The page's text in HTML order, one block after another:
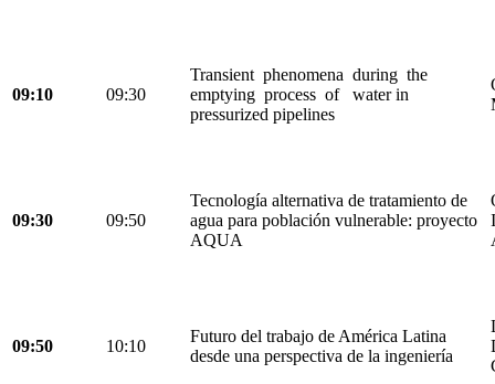
09:10 09:30
Transient phenomena during the
emptying process of water in
pressurized pipelines
09:30 09:50
Tecnología alternativa de tratamiento de
agua para población vulnerable: proyecto
AQUA
09:50 10:10
Futuro del trabajo de América Latina
desde una perspectiva de la ingeniería